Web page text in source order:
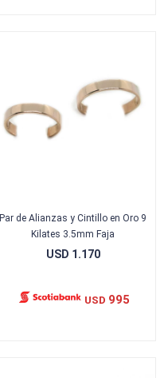
Par de Alianzas y Cintillo en Oro 9
Kilates 3.5mm Faja
USD 1.170
USD 995